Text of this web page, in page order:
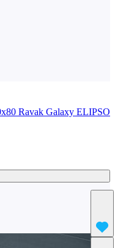
Ravak Galaxy ELIPSO